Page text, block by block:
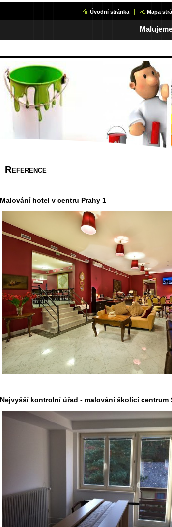
Úvodní stránka Mapa
R EFERENCE
Malování hotel v centru Prahy 1
Nejvyšší kontrolní úřad - malování školící centrum